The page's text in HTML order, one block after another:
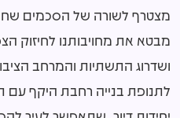
מצטרף לשורה של הסכמים
מבטא את מחויבותנו לחיזוק
ושדרוג התשתיות והמרחב